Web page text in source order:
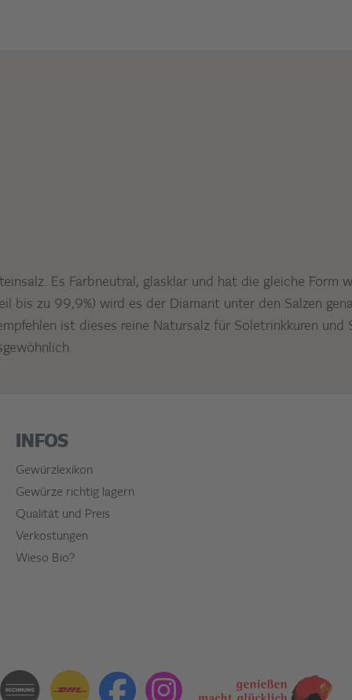
Es Farbneutral, glasklar und hat die gleiche
bis zu 99,9%) wird es der Diamant unter den Salzen
ist dieses reine Natursalz für Soletrinkkuren
INFOS
Gewürzlexikon
Gewürze richtig lagern
Qualität und Preis
Verkostungen
Wieso Bio?